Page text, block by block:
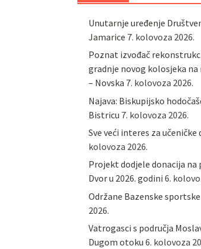
Unutarnje uređenje
Jamarice 7. kolovoza 2026.
Poznat izvođač
gradnje novog kolosjeka na
– Novska 7. kolovoza 2026.
Najava: Biskupijsko
Bistricu 7. kolovoza 2026.
Sve veći interes za učeničke
kolovoza 2026.
Projekt dodjele donacija na
Dvor u 2026. godini 6.
Održane Bazenske
2026.
Vatrogasci s područja
Dugom otoku 6. kolovoza